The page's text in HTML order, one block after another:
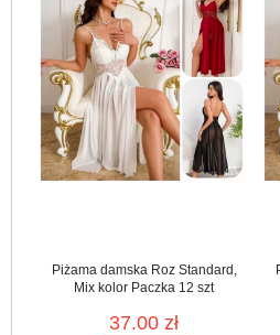
Piżama damska Roz Standard,
Mix kolor Paczka 12 szt
37.00 zł